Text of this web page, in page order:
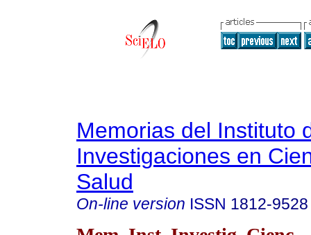
Memorias del Instituto
Investigaciones en
Salud
On-line version ISSN 1812-9528